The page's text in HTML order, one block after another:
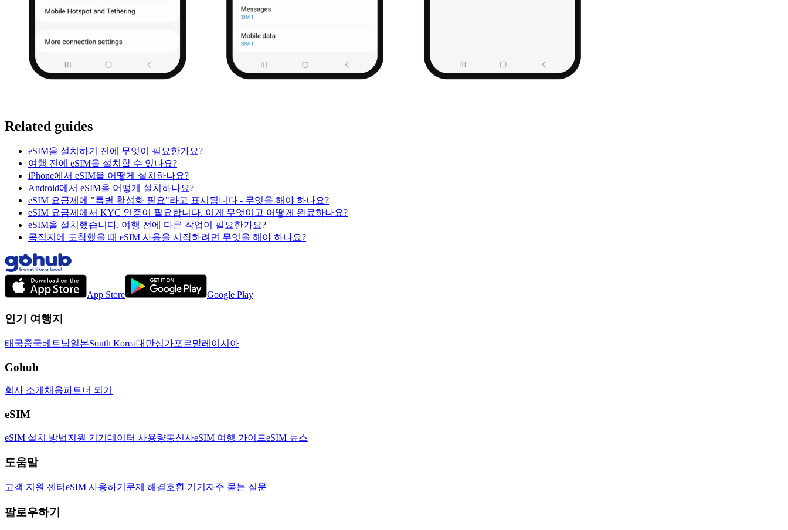
Related guides
eSIM을 설치하기 전에 무엇이 필요한가요?
여행 전에 eSIM을 설치할 수 있나요?
iPhone에서 eSIM을 어떻게 설치하나요?
Android에서 eSIM을 어떻게 설치하나요?
eSIM 요금제에 "특별 활성화 필요"라고 표시됩니다 - 무엇을 해야 하나요?
eSIM 요금제에서 KYC 인증이 필요합니다. 이게 무엇이고 어떻게 완료하나요?
eSIM을 설치했습니다. 여행 전에 다른 작업이 필요한가요?
목적지에 도착했을 때 eSIM 사용을 시작하려면 무엇을 해야 하나요?
App Store Google Play
인기 여행지
태국중국베트남일본South Korea대만싱가포르말레이시아
Gohub
회사 소개 채용파트너 되기
eSIM
eSIM 설치 방법지원 기기 데이터 사용량통신사eSIM 여행 가이드eSIM 뉴스
도움말
고객 지원 센터eSIM 사용하기 문제 해결호환 기기 자주 묻는 질문
팔로우하기